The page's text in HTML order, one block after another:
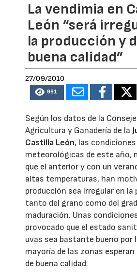
La vendimia en
León “será
la producción y
buena calidad”
27/09/2010
991
Según los datos de la
Agricultura y Ganadería de la
Castilla León, las condiciones
meteorológicas de este año,
que el anterior y con un
altas temperaturas, han
producción sea irregular en la
tanto del grano como del
maduración. Unas
provocado que el estado
uvas sea bastante bueno por
mayoría de las zonas
de buena calidad.